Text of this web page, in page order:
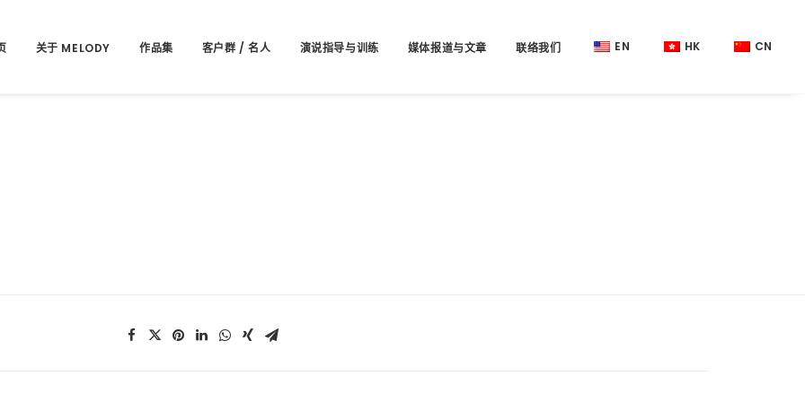
关于 MELODY 作品集 客户群 / 名人 演说指导与训练 媒体报道与文章 联络我们 EN HK CN